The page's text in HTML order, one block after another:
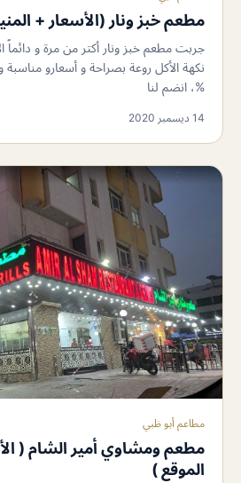
مطعم خبز ونار (الأسعار +
جربت مطعم خبز ونار أكتر من مرة و
%، انضم لنا
14 ديسمبر 2020
مطاعم أبو ظبي
مطعم ومشاوي أمير الشام (
الموقع )